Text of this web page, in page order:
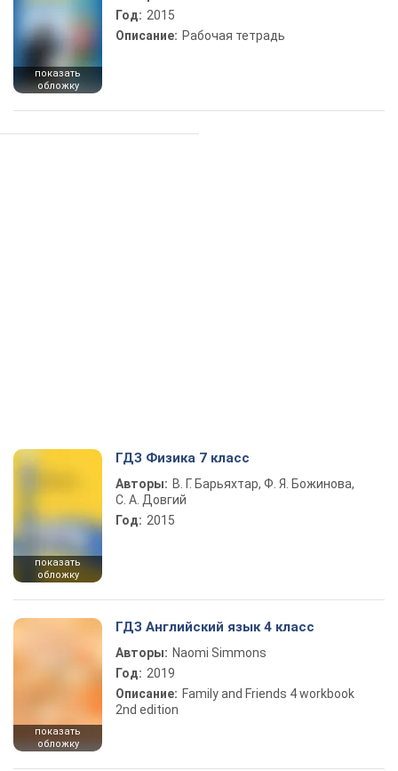
показать
обложку
Год: 2015
Описание: Рабочая тетрадь
показать
обложку
ГДЗ Физика 7 класс
Авторы: В. Г. Барьяхтар, Ф. Я. Божинова,
С. А. Довгий
Год: 2015
показать
обложку
ГДЗ Английский язык 4 класс
Авторы: Naomi Simmons
Год: 2019
Описание: Family and Friends 4 workbook
2nd edition